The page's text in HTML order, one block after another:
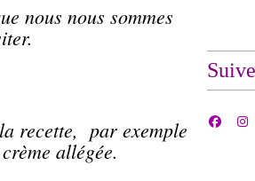
nous nous sommes
recette, par exemple
allégée.